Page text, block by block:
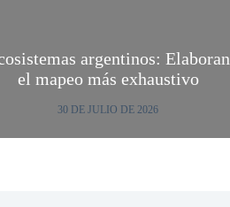
argentinos: Elaboran
el mapeo más exhaustivo
30 DE JULIO DE 2026